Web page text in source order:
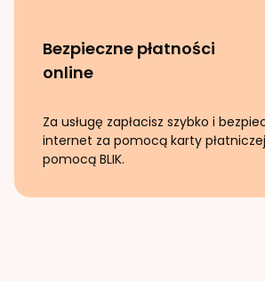
Bezpieczne płatności
online
Za usługę zapłacisz szybko i
internet za pomocą karty
pomocą BLIK.